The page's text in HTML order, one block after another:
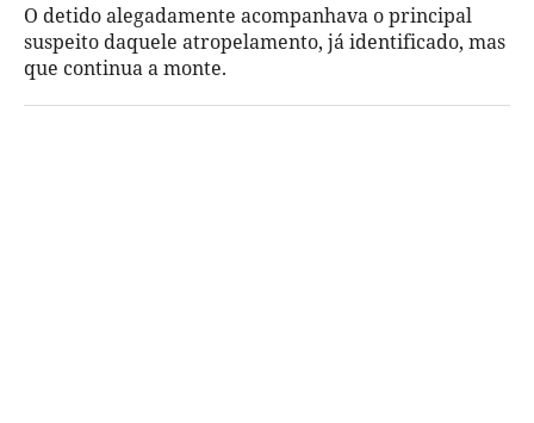
O detido alegadamente acompanhava o principal
suspeito daquele atropelamento, já identificado, mas
que continua a monte.